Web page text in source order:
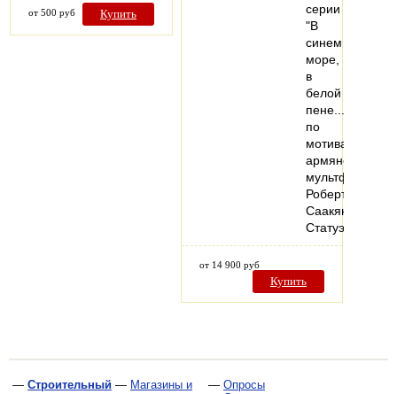
от 500 руб Купить
серии
"В
синем
море,
в
белой
пене..."
по
мотивам
армянского
мультфильма
Роберта
Саакянца.
Статуэтка…
от 14 900 руб
Купить
— Строительный — Магазины и
— Опросы